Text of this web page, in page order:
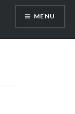
MENU